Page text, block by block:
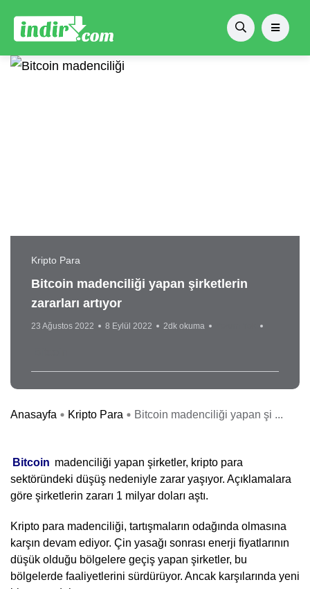
Kripto Para
Bitcoin madenciliği yapan şirketlerin
zararları artıyor
23 Ağustos 2022 8 Eylül 2022 2dk okuma
Anasayfa Kripto Para Bitcoin madenciliği yapan şi ...
Bitcoin madenciliği yapan şirketler, kripto para
sektöründeki düşüş nedeniyle zarar yaşıyor. Açıklamalara
göre şirketlerin zararı 1 milyar doları aştı.
Kripto para madenciliği, tartışmaların odağında olmasına
karşın devam ediyor. Çin yasağı sonrası enerji fiyatlarının
düşük olduğu bölgelere geçiş yapan şirketler, bu
bölgelerde faaliyetlerini sürdürüyor. Ancak karşılarında yeni